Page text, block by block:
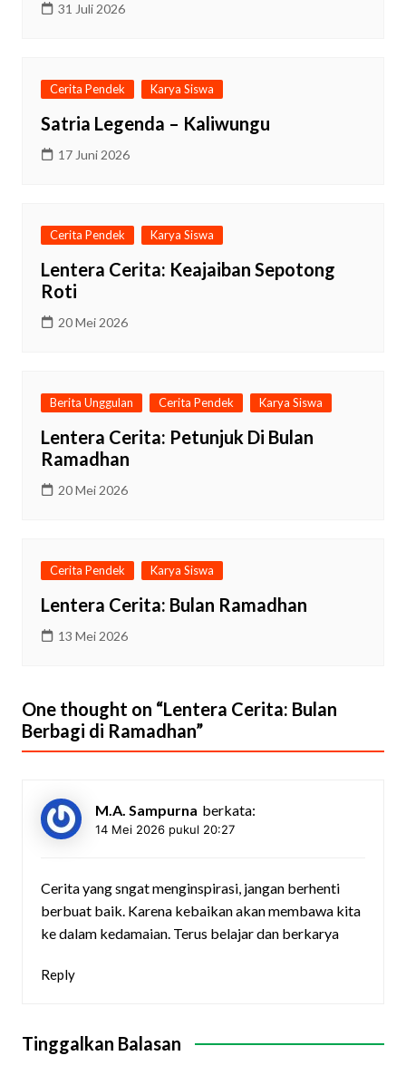
31 Juli 2026
Cerita Pendek Karya Siswa
Satria Legenda – Kaliwungu
17 Juni 2026
Cerita Pendek Karya Siswa
Lentera Cerita: Keajaiban Sepotong
Roti
20 Mei 2026
Berita Unggulan Cerita Pendek Karya Siswa
Lentera Cerita: Petunjuk Di Bulan
Ramadhan
20 Mei 2026
Cerita Pendek Karya Siswa
Lentera Cerita: Bulan Ramadhan
13 Mei 2026
One thought on “Lentera Cerita: Bulan
Berbagi di Ramadhan”
M.A. Sampurna berkata:
14 Mei 2026 pukul 20:27
Cerita yang sngat menginspirasi, jangan berhenti
berbuat baik. Karena kebaikan akan membawa kita
ke dalam kedamaian. Terus belajar dan berkarya
Reply
Tinggalkan Balasan